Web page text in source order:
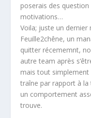
poserais des
motivations…
Voila; juste un
Feuille2chêne, un
quitter récememnt,
autre team après
mais tout simplement
traîne par rapport à la
un comportement
trouve.